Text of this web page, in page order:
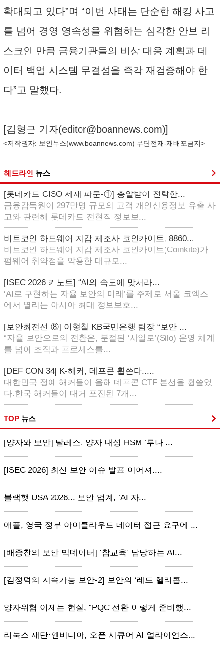
확대되고 있다”며 “이번 사태는 단순한 해킹 사고
를 넘어 경영 영속성을 위협하는 심각한 안보 리
스크인 만큼 금융기관들의 비상 대응 계획과 데
이터 백업 시스템 무결성을 즉각 재검증해야 한
다”고 말했다.
[김형근 기자(editor@boannews.com)]
<저작권자: 보안뉴스(www.boannews.com) 무단전재-재배포금지>
헤드라인 뉴스
[롯데카드 CISO 제재 파문-①] 총알받이 전락한...
금융감독원이 297만명 규모의 고객 개인신용정보 유출 사
고와 관련해 롯데카드 전현직 정보보...
비트코인 하드웨어 지갑 제조사 코인카이트, 8860...
비트코인 하드웨어 지갑 제조사 코인카이트(Coinkite)가
펌웨어 취약점을 악용한 대규모...
[ISEC 2026 키노트] “AI의 속도에 맞서라...
‘AI로 구현하는 자율 보안의 미래’를 주제로 서울 코엑스
에서 열리는 아시아 최대 정보보호...
[보안최전선 ⑧] 이형철 KB국민은행 팀장 “보안 ...
“자율 보안으로의 전환은, 분절된 ‘사일로’(Silo) 운영 체계
를 넘어 조직과 프로세스를...
[DEF CON 34] K-해커, 데프콘 휩쓴다.....
대한민국 정예 해커들이 올해 데프콘 CTF 본선을 휩쓸었
다.한국 해커들이 대거 포진된 7개...
TOP 뉴스
[양자와 보안] 탈레스, 양자 내성 HSM ‘루나 ...
[ISEC 2026] 최신 보안 이슈 발표 이어져....
블랙햇 USA 2026... 보안 업계, ‘AI 자...
애플, 영국 정부 아이클라우드 데이터 접근 요구에 ...
[배종찬의 보안 빅데이터] ‘참교육’ 담당하는 AI...
[김정덕의 지속가능 보안-2] 보안의 ‘레드 헬리콥...
양자위협 이제는 현실, “PQC 전환 이렇게 준비했...
리눅스 재단·엔비디아, 오픈 시큐어 AI 얼라이언스...